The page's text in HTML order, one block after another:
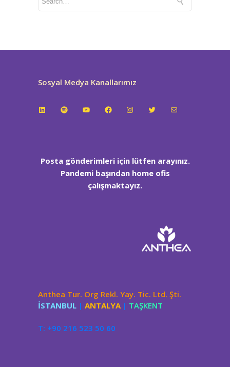
Sosyal Medya Kanallarımız
LinkedInSpotifyYouTubeFacebookInstagramTwitterE-posta
Posta gönderimleri için lütfen arayınız.
Pandemi başından home ofis
çalışmaktayız.
Anthea Tur. Org Rekl. Yay. Tic. Ltd. Şti.
İSTANBUL | ANTALYA | TAŞKENT
T: +90 216 523 50 60